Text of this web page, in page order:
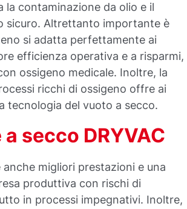
la contaminazione da olio e il
sicuro. Altrettanto importante è
si adatta perfettamente ai
efficienza operativa e a risparmi,
ossigeno medicale. Inoltre, la
ricchi di ossigeno offre ai
tecnologia del vuoto a secco.
secco DRYVAC
anche migliori prestazioni e una
produttiva con rischi di
in processi impegnativi. Inoltre,